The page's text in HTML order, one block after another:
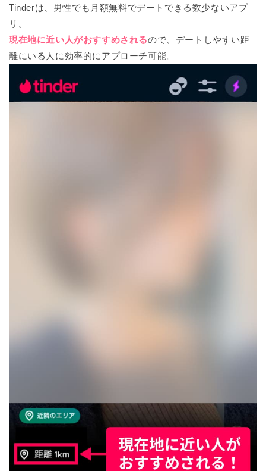
Tinderは、男性でも月額無料でデートできる数少ないアプ
リ。
現在地に近い人がおすすめされるので、デートしやすい距
離にいる人に効率的にアプローチ可能。